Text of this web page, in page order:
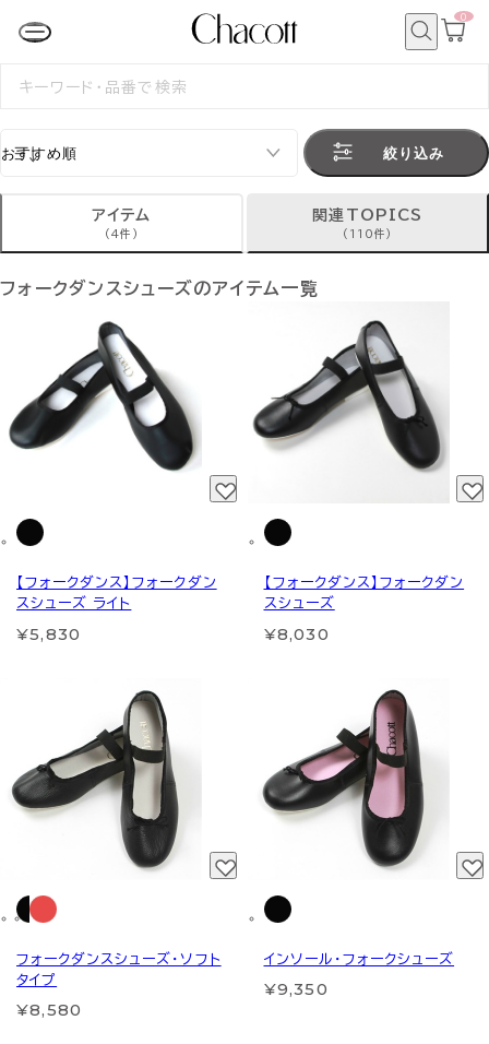
カ
0
検
絞り込み
アイテム
(4件)
関連TOPICS
(110件)
フォークダンスシューズのアイテム一覧
【フォークダンス】フォークダン
スシューズ ライト
¥5,830
【フォークダンス】フォークダン
スシューズ
¥8,030
フォークダンスシューズ・ソフト
タイプ
¥8,580
インソール・フォークシューズ
¥9,350